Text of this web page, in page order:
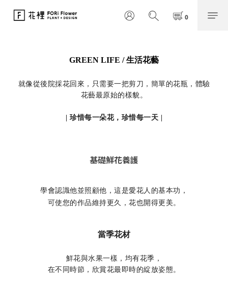
GREEN LIFE / 生活花藝
就像從後院採花回來，只需要一把剪刀，簡單的花瓶，體驗
花藝最原始的樣貌。
| 珍惜每一朵花，珍惜每一天 |
基礎鮮花養護
學會認識他並照顧他，這是愛花人的基本功，
可使您的作品維持更久，花也開得更美。
當季花材
鮮花與水果一樣，均有花季，
在不同時節，欣賞花最即時的綻放姿態。